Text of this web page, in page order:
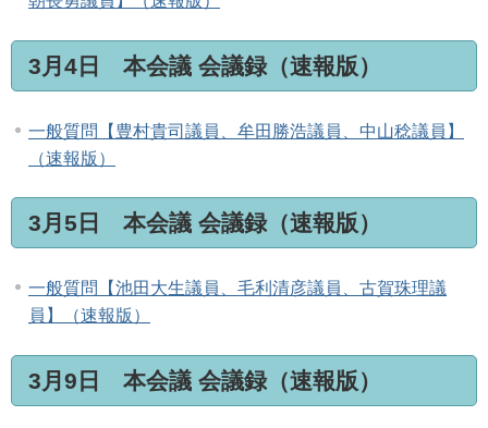
3月4日 本会議 会議録（速報版）
一般質問【豊村貴司議員、牟田勝浩議員、中山稔議員】
（速報版）
3月5日 本会議 会議録（速報版）
一般質問【池田大生議員、毛利清彦議員、古賀珠理議
員】（速報版）
3月9日 本会議 会議録（速報版）